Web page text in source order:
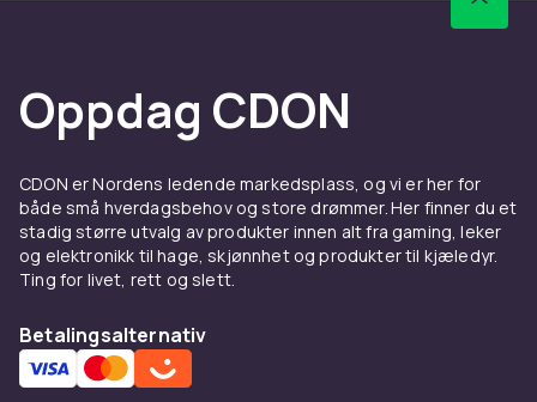
Oppdag CDON
CDON er Nordens ledende markedsplass, og vi er her for
både små hverdagsbehov og store drømmer. Her finner du et
stadig større utvalg av produkter innen alt fra gaming, leker
og elektronikk til hage, skjønnhet og produkter til kjæledyr.
Ting for livet, rett og slett.
Betalingsalternativ